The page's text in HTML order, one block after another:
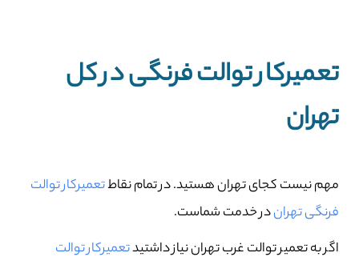
تعمیرکار توالت فرنگی در کل
تهران
مهم نیست کجای تهران هستید. در تمام نقاطتعمیرکار توالت
فرنگی تهراندر خدمت شماست.
اگر به تعمیر توالت غرب تهران نیاز داشتیدتعمیرکار توالت